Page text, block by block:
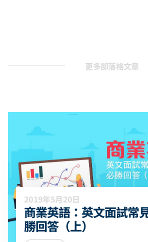
更多部落格文章
2019年5月20日
商業英語：英文面試常
勝回答（上）